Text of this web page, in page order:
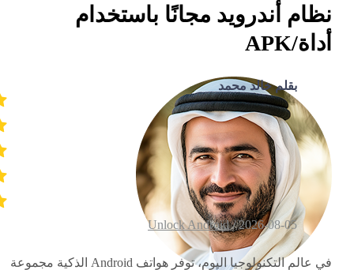
نظام أندرويد مجانًا باستخدام
أداة/APK
بقلم خالد محمد
2026-08-05 /
Unlock Android
في عالم التكنولوجيا اليوم، توفر هواتف Android الذكية مجموعة